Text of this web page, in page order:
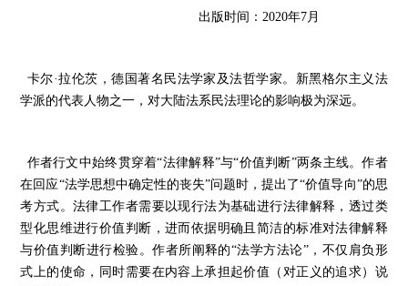
出版时间：2020年7月
卡尔·拉伦茨，德国著名民法学家及法哲学家。新黑格尔主义法
学派的代表人物之一，对大陆法系民法理论的影响极为深远。
作者行文中始终贯穿着“法律解释”与“价值判断”两条主线。作者
在回应“法学思想中确定性的丧失”问题时，提出了“价值导向”的思
考方式。法律工作者需要以现行法为基础进行法律解释，透过类
型化思维进行价值判断，进而依据明确且简洁的标准对法律解释
与价值判断进行检验。作者所阐释的“法学方法论”，不仅肩负形
式上的使命，同时需要在内容上承担起价值（对正义的追求）说